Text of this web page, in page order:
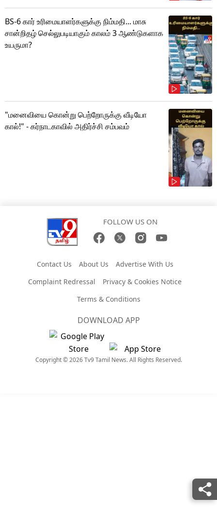
BS-6 கார் உரிமையாளர்களுக்கு நிம்மதி... மாசு
சான்றிதழ் செல்லுபடியாகும் காலம் 3 ஆண்டுகளாக
உயருமா?
"மனைவியை கொன்று பெற்றோருக்கு வீடியோ
கால்!" - கர்நாடகாவில் அதிர்ச்சி சம்பவம்
FOLLOW US ON
Contact Us About Us
Advertise With Us
Complaint Redressal
Privacy & Cookies Notice
Terms & Conditions
DOWNLOAD APP
Copyright © 2026 Tv9 Tamil News. All Rights Reserved.